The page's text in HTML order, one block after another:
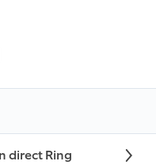
direct Ring